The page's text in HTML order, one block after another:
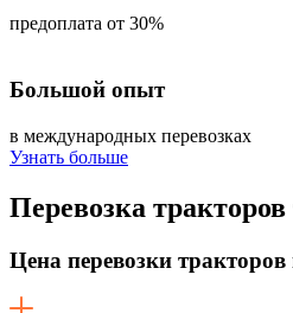
предоплата от 30%
Большой опыт
в международных перевозках
Узнать больше
Перевозка
Цена перевозки тракторов